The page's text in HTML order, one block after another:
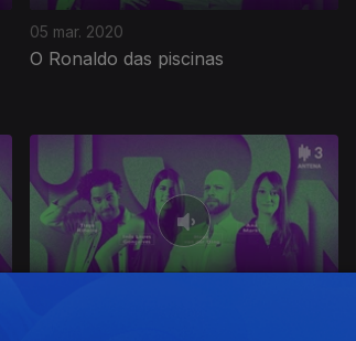
05 mar. 2020
O Ronaldo das piscinas